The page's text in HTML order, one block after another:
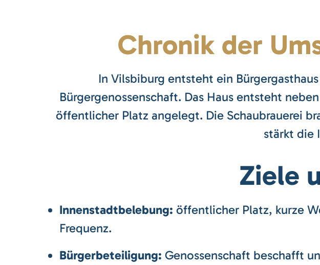
Chronik der
In Vilsbiburg entsteht ein
Bürgergenossenschaft. Das Haus entsteht
öffentlicher Platz angelegt. Die Schaubrauerei
stärkt die
Ziele
Innenstadtbelebung: öffentlicher Platz, kurze
Frequenz.
Bürgerbeteiligung: Genossenschaft beschafft